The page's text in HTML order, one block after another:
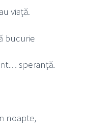
viață.
bucurie
speranță.
noapte,